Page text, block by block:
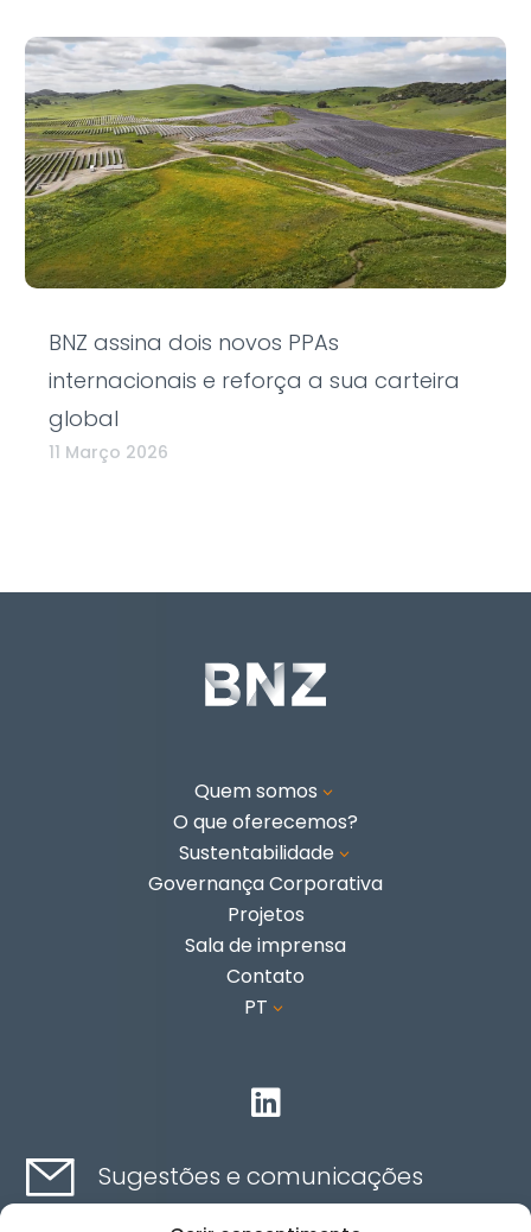
BNZ assina dois novos PPAs
internacionais e reforça a sua carteira
global
11 Março 2026
Quem somos 3
O que oferecemos?
Sustentabilidade 3
Governança Corporativa
Projetos
Sala de imprensa
Contato
PT 3

Sugestões e comunicações